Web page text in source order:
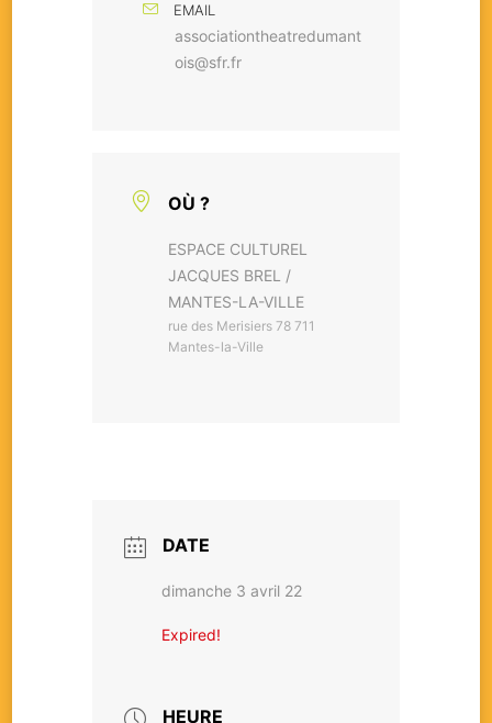
EMAIL
associationtheatredumant
ois@sfr.fr
OÙ ?
ESPACE CULTUREL
JACQUES BREL /
MANTES-LA-VILLE
rue des Merisiers 78 711
Mantes-la-Ville
DATE
dimanche 3 avril 22
Expired!
HEURE